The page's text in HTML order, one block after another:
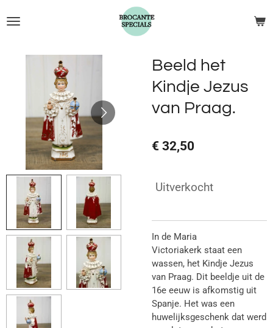
direct
hoofdinhoud
Beeld het
Kindje Jezus
van Praag.
€ 32,50
Uitverkocht
In de Maria
Victoriakerk staat een
wassen, het Kindje Jezus
van Praag. Dit beeldje uit de
16e eeuw is afkomstig uit
Spanje. Het was een
huwelijksgeschenk dat werd